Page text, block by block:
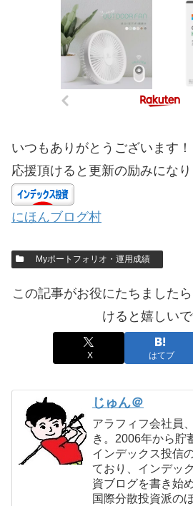
いつもありがとうございます！
応援頂けると更新の励みになり
にほんブログ村
Myポートフォリオ・運用成績
この記事がお役にたちました
けると嬉しいで
X はてブ
じゅん＠
アラフィフ会社員
き。2006年から貯
インデックス投信
ており、インデッ
資ブログを書き始
国際分散投資派の